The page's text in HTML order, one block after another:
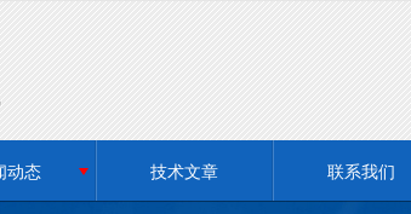
动态 技术文章 联系我们